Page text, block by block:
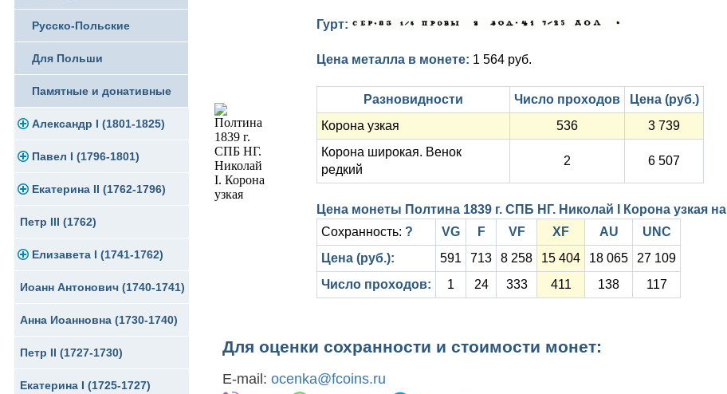
Русско-Польские
Для Польши
Памятные и донативные
Александр I (1801-1825)
Золото
Серебро
Медь
Для Грузии
Для Польши
Павел I (1796-1801)
Золото
Серебро
Медь
Екатерина II (1762-1796)
Золото
Серебро
Медь
Сибирские монеты
Для Молдавии и Валахии
Таврические монеты
Петр III (1762)
Елизавета I (1741-1762)
Золото
Серебро
Медь
Для Пруссии
Иоанн Антонович (1740-1741)
Анна Иоанновна (1730-1740)
Петр II (1727-1730)
Екатерина I (1725-1727)
Гурт:
Цена металла в монете: 1 564 руб.
Разновидности Число проходов
Цена (руб.)
Корона узкая
536
3 739
Корона широкая. Венок
редкий
2 6 507
Цена монеты Полтина 1839 г. СПБ НГ. Николай I Корона узкая на
Сохранность: ? VG F VF XF AU
UNC
Цена (руб.):
591 713 8 258 15 404 18 065
27 109
Число проходов:
1 24 333 411 138 117
Для оценки сохранности и стоимости монет:
E-mail: ocenka@fcoins.ru